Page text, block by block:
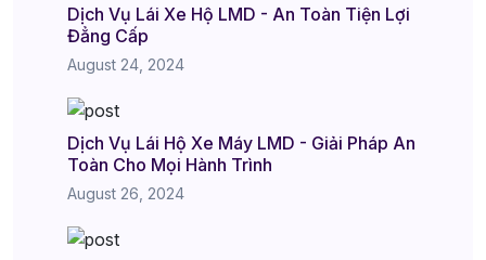
Dịch Vụ Lái Xe Hộ LMD - An Toàn Tiện Lợi
Đẳng Cấp
August 24, 2024
Dịch Vụ Lái Hộ Xe Máy LMD - Giải Pháp An
Toàn Cho Mọi Hành Trình
August 26, 2024